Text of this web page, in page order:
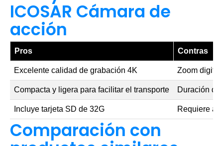
ICOSAR Cámara de
acción
Pros Contras
Excelente calidad de grabación 4K Zoom
Compacta y ligera para facilitar el transporte Duración
Incluye tarjeta SD de 32G Requiere
Comparación con